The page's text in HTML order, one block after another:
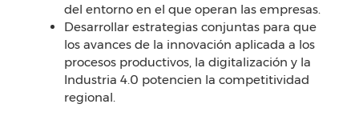
del entorno en el que operan las empresas.
Desarrollar estrategias conjuntas para que
los avances de la innovación aplicada a los
procesos productivos, la digitalización y la
Industria 4.0 potencien la competitividad
regional.